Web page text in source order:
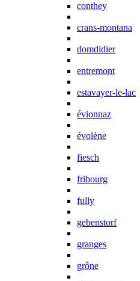
conthey
crans-montana
domdidier
entremont
estavayer-le-lac
évionnaz
évolène
fiesch
fribourg
fully
gebenstorf
granges
grône